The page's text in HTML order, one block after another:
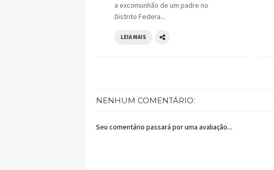
a excomunhão de um padre no
Distrito Federa...
LEIA MAIS
NENHUM COMENTÁRIO:
Seu comentário passará por uma avaliação...